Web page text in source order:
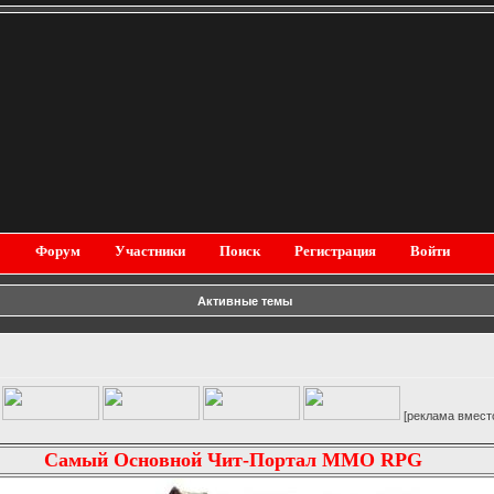
Форум Участники Поиск Регистрация Войти
Активные темы
[реклама вместо картинки]
Самый Основной Чит-Портал MMO RPG